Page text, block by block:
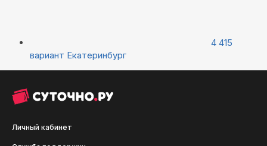
4 415
вариант Екатеринбург
Личный кабинет